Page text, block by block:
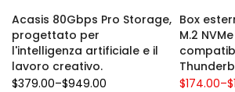
Acasis 80Gbps Pro Storage,
progettato per
l'intelligenza artificiale e il
lavoro creativo.
$379.00–$949.00
Box
M.2
$174.00–